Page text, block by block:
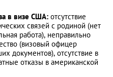
в визе США: отсутствие
связей с родиной (нет
работа), неправильно
(визовый офицер
документов), отсутствие в
отказы в американской